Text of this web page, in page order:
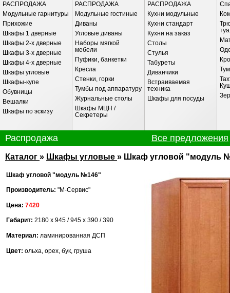
РАСПРОДАЖА
Модульные гарнитуры
Прихожие
Шкафы 1 дверные
Шкафы 2-х дверные
Шкафы 3-х дверные
Шкафы 4-х дверные
Шкафы угловые
Шкафы-купе
Обувницы
Вешалки
Шкафы по эскизу
РАСПРОДАЖА
Модульные гостиные
Диваны
Угловые диваны
Наборы мягкой
мебели
Пуфики, банкетки
Кресла
Стенки, горки
Тумбы под аппаратуру
Журнальные столы
Шкафы МЦН /
Секретеры
РАСПРОДАЖА
Кухни модульные
Кухни стандарт
Кухни на заказ
Столы
Стулья
Табуреты
Диванчики
Встраиваемая
техника
Шкафы для посуды
Распродажа Все предложения
РАСПРОДАЖА
Стол журнальный
Каталог » Шкафы угловые » Шкаф угловой "модуль
Шкаф угловой "модуль №146"
Производитель: "М-Сервис"
Цена: 7420
Габарит: 2180 х 945 / 945 х 390 / 390
Материал: ламинированная ДСП
Цвет: ольха, орех, бук, груша